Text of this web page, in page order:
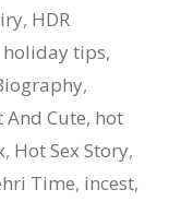
, HDR
holiday tips,
,
And Cute, hot
, Hot Sex Story,
Time, incest,